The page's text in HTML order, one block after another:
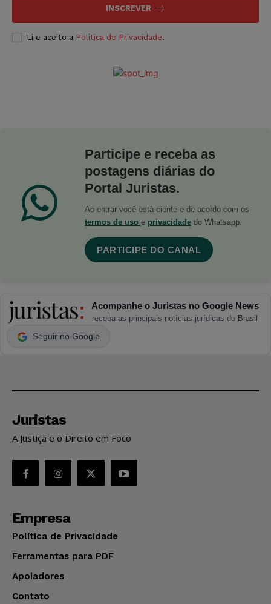
INSCREVER
Li e aceito a Política de Privacidade.
Participe e receba as
postagens diárias do
Portal Juristas.
Ao entrar você está ciente e de acordo com os
termos de uso e privacidade do Whatsapp.
PARTICIPE DO CANAL
Acompanhe o Juristas no Google News
receba as principais notícias jurídicas do Brasil
Seguir no Google
Juristas
A Justiça e o Direito em Foco
Empresa
Política de Privacidade
Ferramentas para PDF
Apoiadores
Contato